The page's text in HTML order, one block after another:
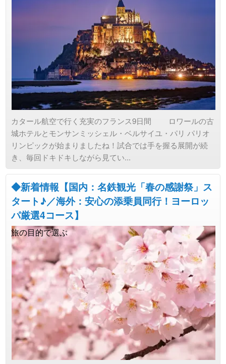
カタール航空で行く充実のフランス9日間 ロワールの古
城ホテルとモンサンミッシェル・ベルサイユ・パリ パリオ
リンピックが始まりましたね！試合では手を握る展開が続
き、毎回ドキドキしながら見てい...
◆新着情報【国内：名鉄観光「春の感謝祭」ス
タート♪／海外：安心の添乗員同行！ヨーロッ
パ厳選4コース】
旅の目的で選ぶ